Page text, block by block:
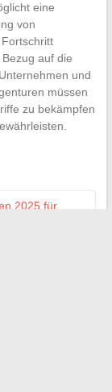
eine
von
auf die
und
müssen
zu bekämpfen
2025 für